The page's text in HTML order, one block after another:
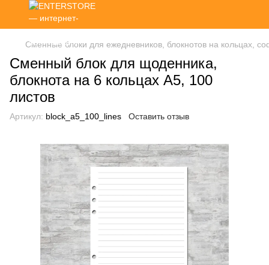
Сменные блоки для ежедневников, блокнотов на кольцах,
Сменный блок для щоденника,
блокнота на 6 кольцах А5, 100
листов
Артикул: block_a5_100_lines Оставить отзыв